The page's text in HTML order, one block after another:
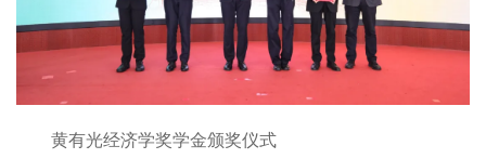
黄有光经济学奖学金颁奖仪式